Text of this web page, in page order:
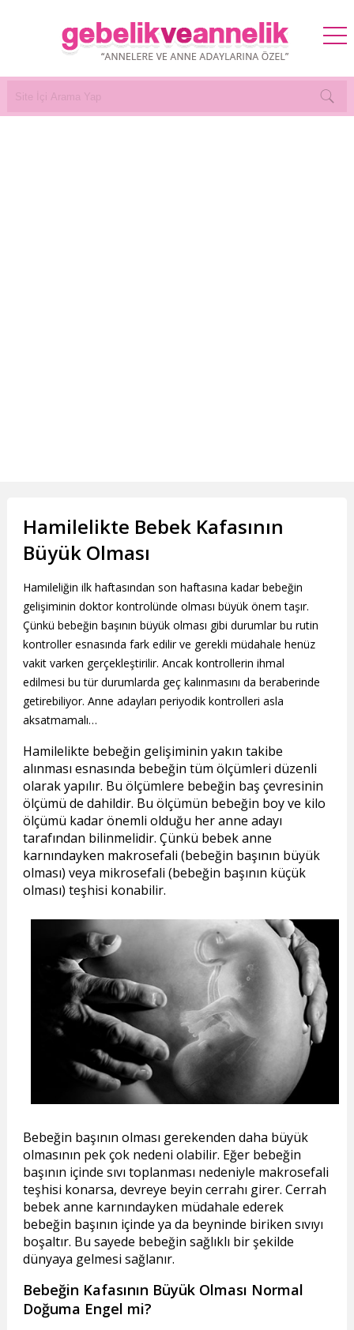
Hamilelikte Bebek Kafasının
Büyük Olması
Hamileliğin ilk haftasından son haftasına kadar bebeğin
gelişiminin doktor kontrolünde olması büyük önem taşır.
Çünkü bebeğin başının büyük olması gibi durumlar bu rutin
kontroller esnasında fark edilir ve gerekli müdahale henüz
vakit varken gerçekleştirilir. Ancak kontrollerin ihmal
edilmesi bu tür durumlarda geç kalınmasını da beraberinde
getirebiliyor. Anne adayları periyodik kontrolleri asla
aksatmamalı…
Hamilelikte bebeğin gelişiminin yakın takibe
alınması esnasında bebeğin tüm ölçümleri düzenli
olarak yapılır. Bu ölçümlere bebeğin baş çevresinin
ölçümü de dahildir. Bu ölçümün bebeğin boy ve kilo
ölçümü kadar önemli olduğu her anne adayı
tarafından bilinmelidir. Çünkü bebek anne
karnındayken makrosefali (bebeğin başının büyük
olması) veya mikrosefali (bebeğin başının küçük
olması) teşhisi konabilir.
Bebeğin başının olması gerekenden daha büyük
olmasının pek çok nedeni olabilir. Eğer bebeğin
başının içinde sıvı toplanması nedeniyle makrosefali
teşhisi konarsa, devreye beyin cerrahı girer. Cerrah
bebek anne karnındayken müdahale ederek
bebeğin başının içinde ya da beyninde biriken sıvıyı
boşaltır. Bu sayede bebeğin sağlıklı bir şekilde
dünyaya gelmesi sağlanır.
Bebeğin Kafasının Büyük Olması Normal
Doğuma Engel mi?